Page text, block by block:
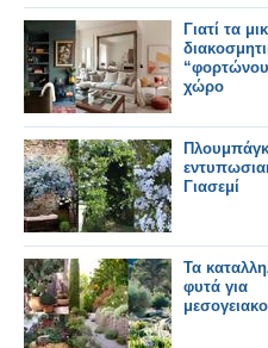
Γιατί τα
χώρο
Γιασεμί
Τα
φυτά για